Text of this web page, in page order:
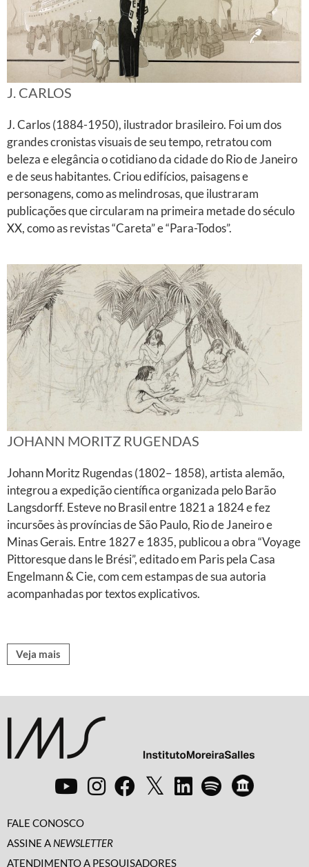
J. CARLOS
J. Carlos (1884-1950), ilustrador brasileiro. Foi um dos
grandes cronistas visuais de seu tempo, retratou com
beleza e elegância o cotidiano da cidade do Rio de Janeiro
e de seus habitantes. Criou edifícios, paisagens e
personagens, como as melindrosas, que ilustraram
publicações que circularam na primeira metade do século
XX, como as revistas “Careta” e “Para-Todos”.
JOHANN MORITZ RUGENDAS
Johann Moritz Rugendas (1802– 1858), artista alemão,
integrou a expedição científica organizada pelo Barão
Langsdorff. Esteve no Brasil entre 1821 a 1824 e fez
incursões às províncias de São Paulo, Rio de Janeiro e
Minas Gerais. Entre 1827 e 1835, publicou a obra “Voyage
Pittoresque dans le Brési”, editado em Paris pela Casa
Engelmann & Cie, com cem estampas de sua autoria
acompanhadas por textos explicativos.
Veja mais
FALE CONOSCO
ASSINE A NEWSLETTER
ATENDIMENTO A PESQUISADORES